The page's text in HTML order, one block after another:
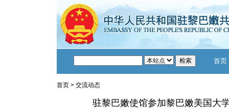
首页
首页 > 交流动态
驻黎巴嫩使馆参加黎巴嫩美国大